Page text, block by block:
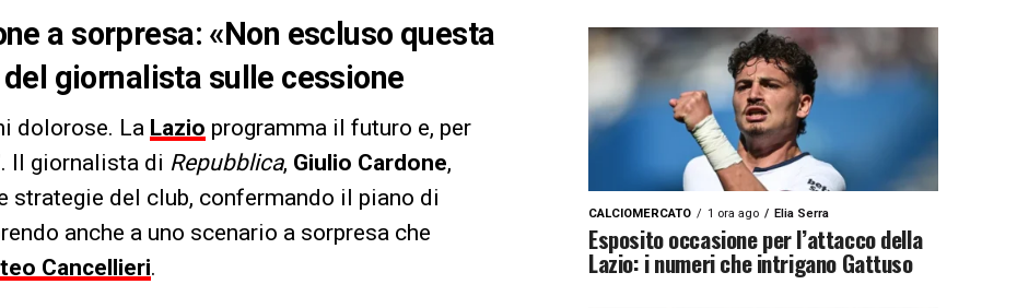
a sorpresa: «Non escluso questa
giornalista sulle cessione
dolorose. La Lazio programma il futuro e, per
Il giornalista di Repubblica, Giulio Cardone,
strategie del club, confermando il piano di
anche a uno scenario a sorpresa che
Cancellieri.
CALCIOMERCATO 1 ora ago Elia Serra
Esposito occasione per l’attacco della
Lazio: i numeri che intrigano Gattuso